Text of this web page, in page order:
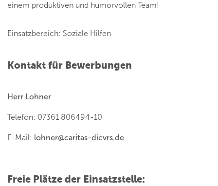
einem produktiven und humorvollen Team!
Einsatzbereich: Soziale Hilfen
Kontakt für Bewerbungen
Herr Lohner
Telefon: 07361 806494-10
E-Mail: lohner@caritas-dicvrs.de
Freie Plätze der Einsatzstelle: